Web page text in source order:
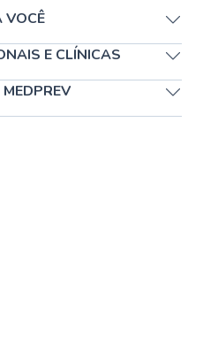
VOCÊ
E CLÍNICAS